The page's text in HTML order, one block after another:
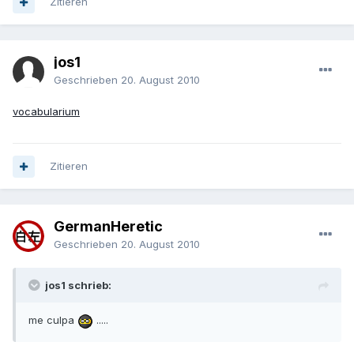
jos1
Geschrieben 20. August 2010
vocabularium
Zitieren
GermanHeretic
Geschrieben 20. August 2010
jos1 schrieb:
me culpa .....